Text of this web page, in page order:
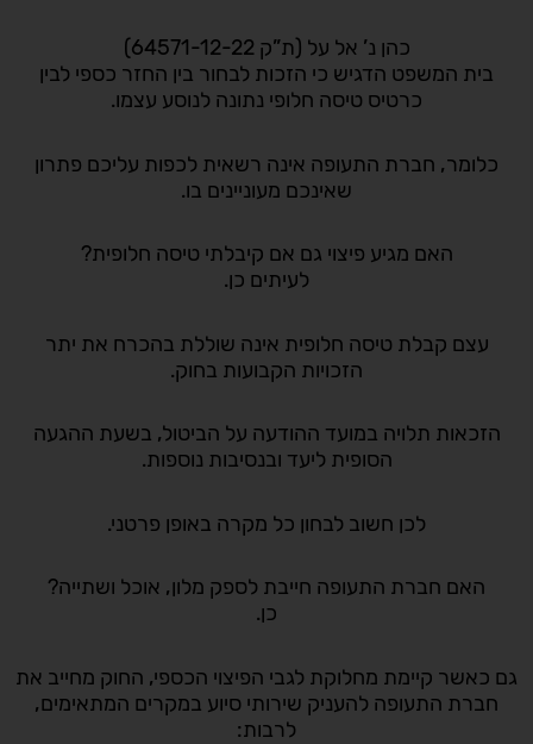
כהן נ’ אל על (ת”ק 64571-12-22)
בית המשפט הדגיש כי הזכות לבחור בין החזר כספי לבין
כרטיס טיסה חלופי נתונה לנוסע עצמו.
כלומר, חברת התעופה אינה רשאית לכפות עליכם פתרון
שאינכם מעוניינים בו.
האם מגיע פיצוי גם אם קיבלתי טיסה חלופית?
לעיתים כן.
עצם קבלת טיסה חלופית אינה שוללת בהכרח את יתר
הזכויות הקבועות בחוק.
הזכאות תלויה במועד ההודעה על הביטול, בשעת ההגעה
הסופית ליעד ובנסיבות נוספות.
לכן חשוב לבחון כל מקרה באופן פרטני.
האם חברת התעופה חייבת לספק מלון, אוכל ושתייה?
כן.
גם כאשר קיימת מחלוקת לגבי הפיצוי הכספי, החוק מחייב את
חברת התעופה להעניק שירותי סיוע במקרים המתאימים,
לרבות: